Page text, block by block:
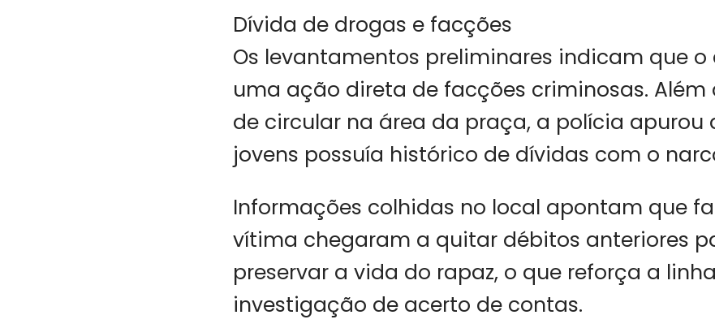
Dívida de drogas e facções
Os levantamentos preliminares indicam que
uma ação direta de facções criminosas.
de circular na área da praça, a polícia apurou
jovens possuía histórico de dívidas com o
Informações colhidas no local apontam que
vítima chegaram a quitar débitos anteriores
preservar a vida do rapaz, o que reforça a
investigação de acerto de contas.